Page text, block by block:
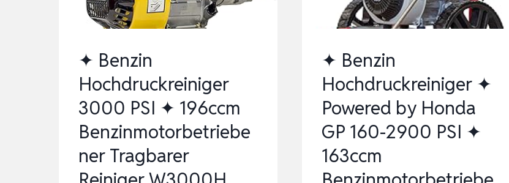
BAR,
FÖRDERMENGE:
L/H,
…
✦ Benzin
Hochdruckreiniger
3000 PSI ✦ 196ccm
Benzinmotorbetriebe
ner Tragbarer
✦ Benzin
Hochdruckreiniger ✦
Powered by Honda
GP 160-2900 PSI ✦
163ccm